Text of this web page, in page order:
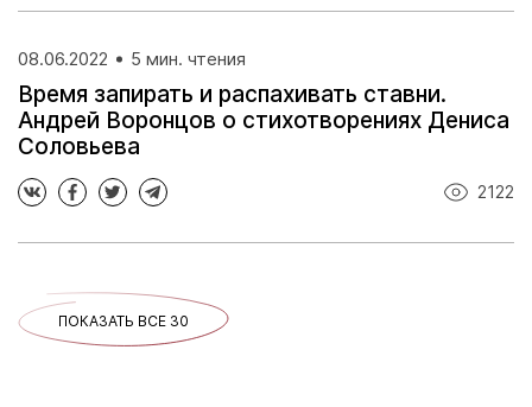
08.06.2022 5 мин. чтения
Время запирать и распахивать ставни.
Андрей Воронцов о стихотворениях Дениса
Соловьева
2122
ПОКАЗАТЬ ВСЕ 30